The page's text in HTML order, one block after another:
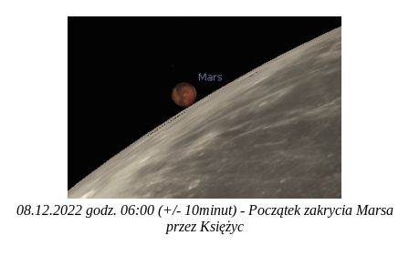
08.12.2022 godz. 06:00 (+/- 10minut) - Początek zakrycia Marsa
przez Księżyc